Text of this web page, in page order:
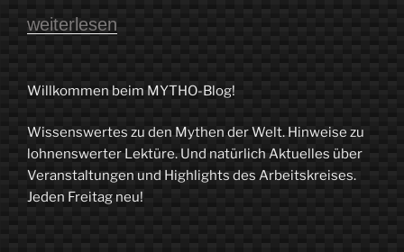
„Erzählende
Mythen,
Utopien.
Wie
Geschichten
weiterlesen
Willkommen beim MYTHO-Blog!
Wissenswertes zu den Mythen der Welt. Hinweise zu
lohnenswerter Lektüre. Und natürlich Aktuelles über
Veranstaltungen und Highlights des Arbeitskreises.
Jeden Freitag neu!